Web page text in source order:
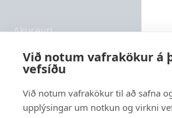
Við notum vafrakökur á
vefsíðu
Við notum vafrakökur til að safna
upplýsingar um notkun og virkni
Akureyri
Rangárvellir 2 - hús 8, 603 Akureyri
Sími
569 6000
Reykjavík